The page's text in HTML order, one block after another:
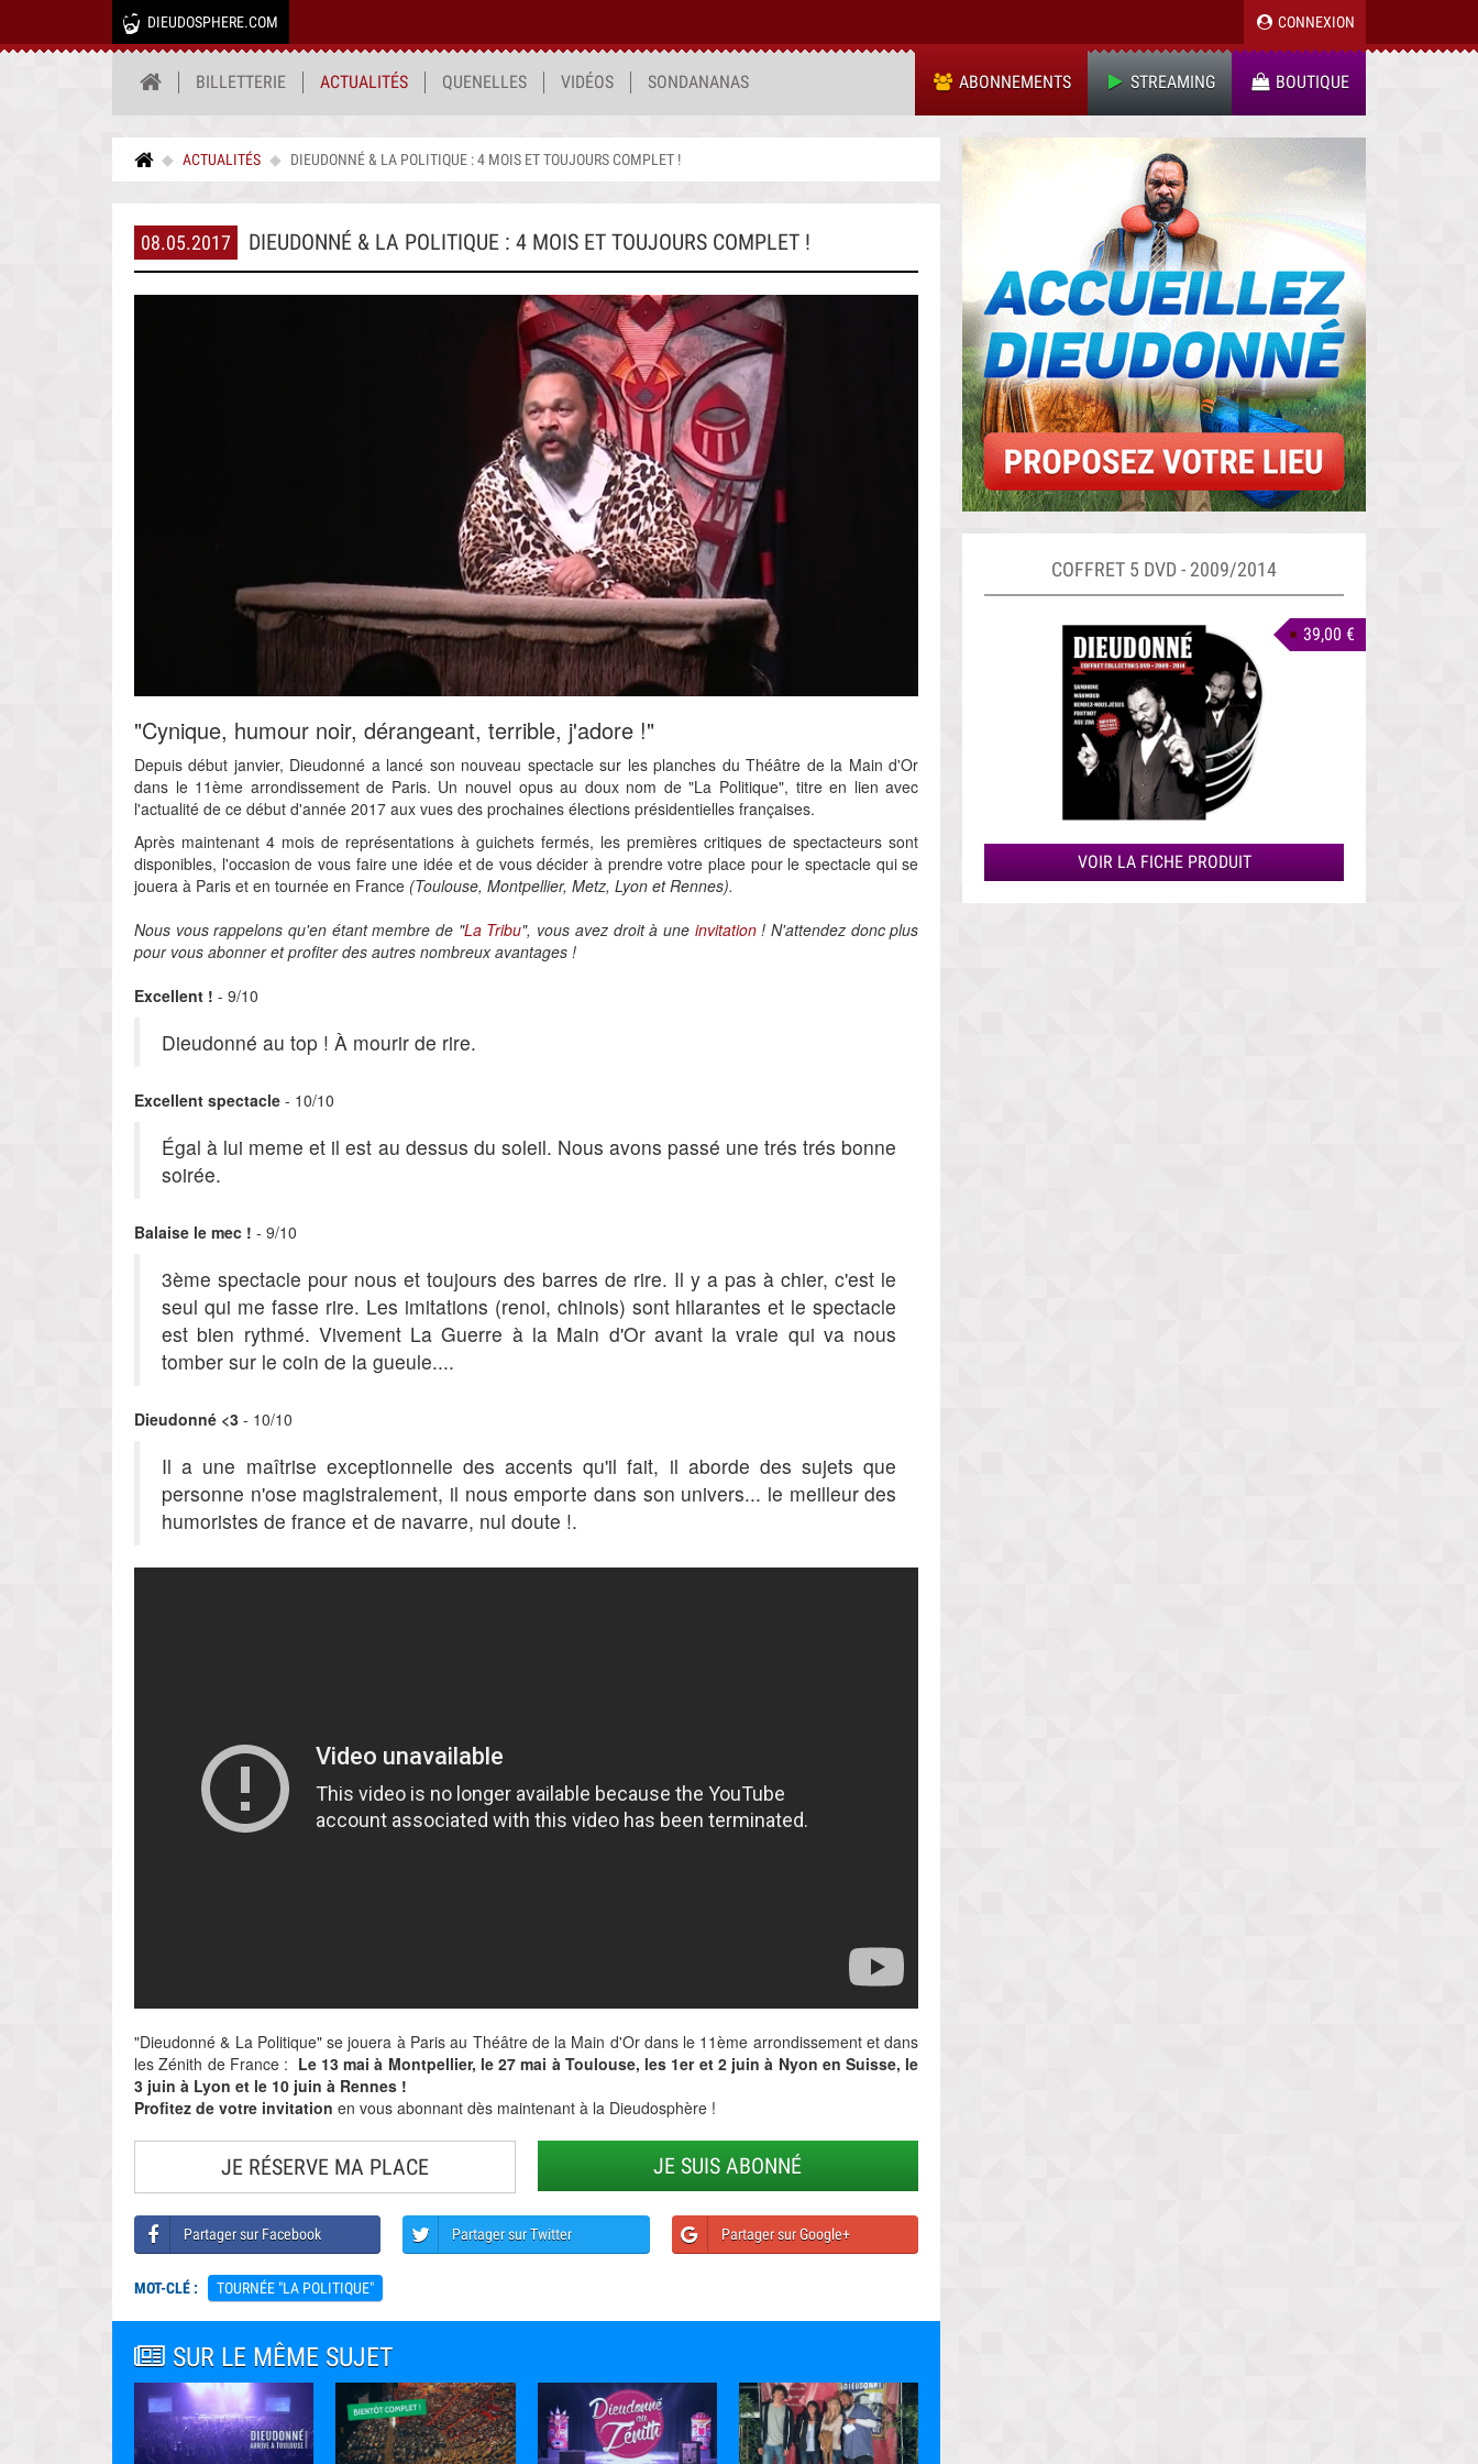
DIEUDOSPHERE.COM CONNEXION
BILLETTERIE ACTUALITÉS QUENELLES VIDÉOS SONDANANAS ABONNEMENTS STREAMING BOUTIQUE
ACTUALITÉS DIEUDONNÉ & LA POLITIQUE : 4 MOIS ET TOUJOURS COMPLET !
08.05.2017 DIEUDONNÉ & LA POLITIQUE : 4 MOIS ET TOUJOURS COMPLET !
"Cynique, humour noir, dérangeant, terrible, j'adore !"
Depuis début janvier, Dieudonné a lancé son nouveau spectacle sur les planches du Théâtre de la Main d'Or
dans le 11ème arrondissement de Paris. Un nouvel opus au doux nom de "La Politique", titre en lien avec
l'actualité de ce début d'année 2017 aux vues des prochaines élections présidentielles françaises.
Après maintenant 4 mois de représentations à guichets fermés, les premières critiques de spectacteurs sont
disponibles, l'occasion de vous faire une idée et de vous décider à prendre votre place pour le spectacle qui se
jouera à Paris et en tournée en France (Toulouse, Montpellier, Metz, Lyon et Rennes).
Nous vous rappelons qu'en étant membre de "La Tribu", vous avez droit à une invitation! N'attendez donc plus
pour vous abonner et profiter des autres nombreux avantages !
Excellent ! - 9/10
Dieudonné au top ! À mourir de rire.
Excellent spectacle - 10/10
Égal à lui meme et il est au dessus du soleil. Nous avons passé une trés trés bonne
soirée.
Balaise le mec ! - 9/10
3ème spectacle pour nous et toujours des barres de rire. Il y a pas à chier, c'est le
seul qui me fasse rire. Les imitations (renoi, chinois) sont hilarantes et le spectacle
est bien rythmé. Vivement La Guerre à la Main d'Or avant la vraie qui va nous
tomber sur le coin de la gueule....
Dieudonné <3 - 10/10
Il a une maîtrise exceptionnelle des accents qu'il fait, il aborde des sujets que
personne n'ose magistralement, il nous emporte dans son univers... le meilleur des
humoristes de france et de navarre, nul doute !.
"Dieudonné & La Politique" se jouera à Paris au Théâtre de la Main d'Or dans le 11ème arrondissement et dans
les Zénith de France : Le 13 mai à Montpellier, le 27 mai à Toulouse, les 1er et 2 juin à Nyon en Suisse, le
3 juin à Lyon et le 10 juin à Rennes !
Profitez de votre invitation en vous abonnant dès maintenant à la Dieudosphère !
JE RÉSERVE MA PLACE JE SUIS ABONNÉ
Partager sur Facebook Partager sur Twitter Partager sur Google+
MOT-CLÉ : TOURNÉE "LA POLITIQUE"
SUR LE MÊME SUJET
COFFRET 5 DVD - 2009/2014
39,00 €
VOIR LA FICHE PRODUIT